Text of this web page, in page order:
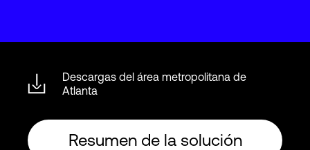
Descargas del área metropolitana de
Atlanta
Resumen de la solución